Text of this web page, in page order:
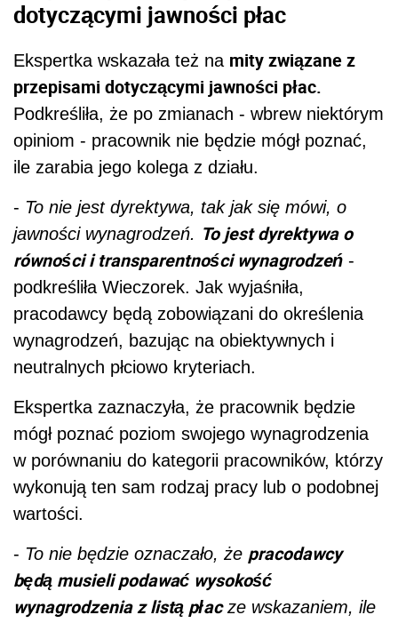
dotyczącymi jawności płac
Ekspertka wskazała też na mity związane z
przepisami dotyczącymi jawności płac.
Podkreśliła, że po zmianach - wbrew niektórym
opiniom - pracownik nie będzie mógł poznać,
ile zarabia jego kolega z działu.
- To nie jest dyrektywa, tak jak się mówi, o
jawności wynagrodzeń. To jest dyrektywa o
równości i transparentności wynagrodzeń -
podkreśliła Wieczorek. Jak wyjaśniła,
pracodawcy będą zobowiązani do określenia
wynagrodzeń, bazując na obiektywnych i
neutralnych płciowo kryteriach.
Ekspertka zaznaczyła, że pracownik będzie
mógł poznać poziom swojego wynagrodzenia
w porównaniu do kategorii pracowników, którzy
wykonują ten sam rodzaj pracy lub o podobnej
wartości.
- To nie będzie oznaczało, że pracodawcy
będą musieli podawać wysokość
wynagrodzenia z listą płacze wskazaniem, ile